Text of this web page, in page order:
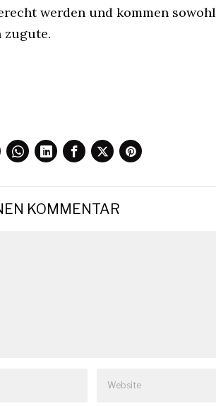
werden und kommen sowohl
zugute.
KOMMENTAR